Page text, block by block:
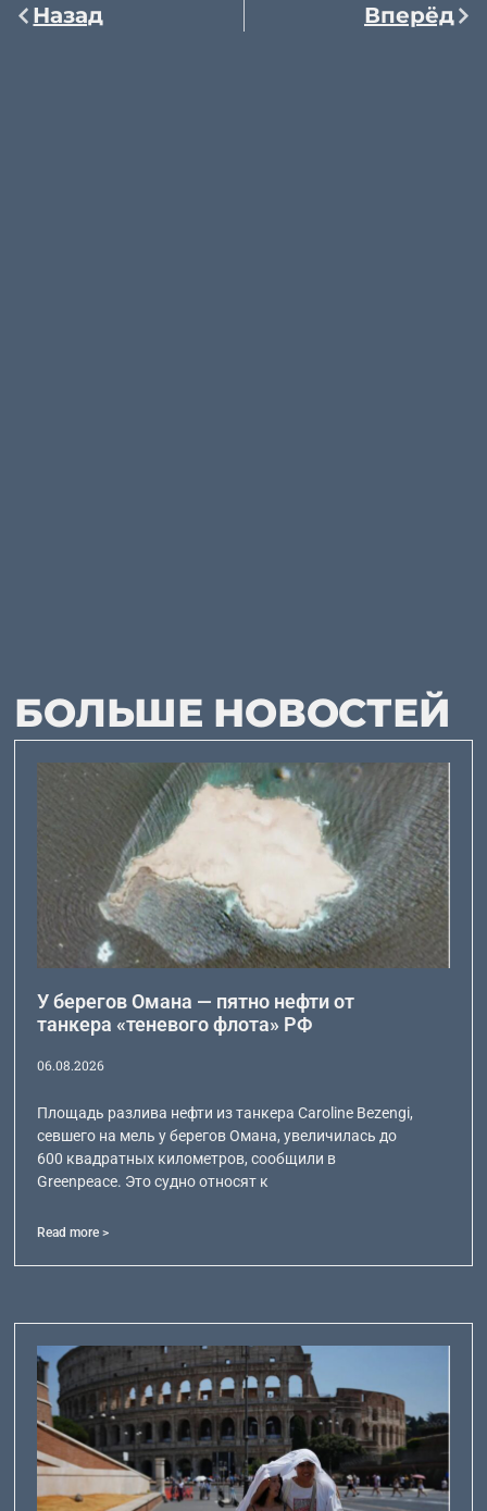
Назад Вперёд
БОЛЬШЕ НОВОСТЕЙ
У берегов Омана — пятно нефти от
танкера «теневого флота» РФ
06.08.2026
Площадь разлива нефти из танкера Caroline Bezengi,
севшего на мель у берегов Омана, увеличилась до
600 квадратных километров, сообщили в
Greenpeace. Это судно относят к
Read more >